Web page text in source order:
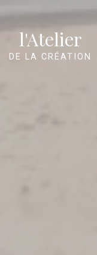
l'Atelier
DE LA CRÉATION
Panneau de gestion